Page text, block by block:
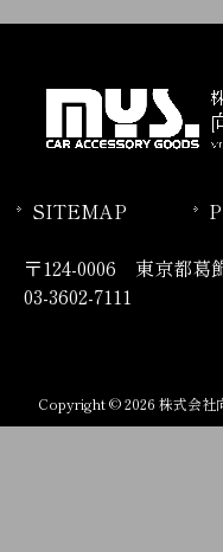
SITEMAP
〒124-0006 東京都葛
03-3602-7111
Copyright © 2026 株式会社